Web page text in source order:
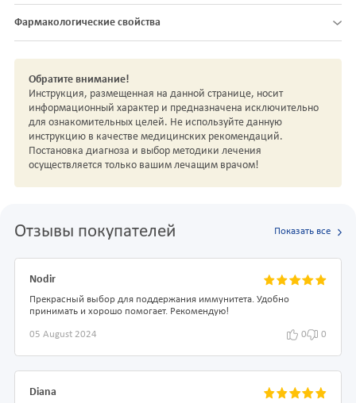
Фармакологические свойства
Обратите внимание!
Инструкция, размещенная на данной странице, носит
информационный характер и предназначена исключительно
для ознакомительных целей. Не используйте данную
инструкцию в качестве медицинских рекомендаций.
Постановка диагноза и выбор методики лечения
осуществляется только вашим лечащим врачом!
Отзывы покупателей Показать все
Nodir
Прекрасный выбор для поддержания иммунитета. Удобно
принимать и хорошо помогает. Рекомендую!
05 August 2024 0 0
Diana